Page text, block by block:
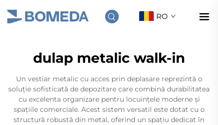
RO
dulap metalic walk-in
Un vestiar metalic cu acces prin deplasare reprezintă o
soluție sofisticată de depozitare care combină durabilitatea
cu excelenta organizare pentru locuințele moderne și
spațiile comerciale. Acest sistem versatil este dotat cu o
structură robustă din metal, oferind un spațiu dedicat în